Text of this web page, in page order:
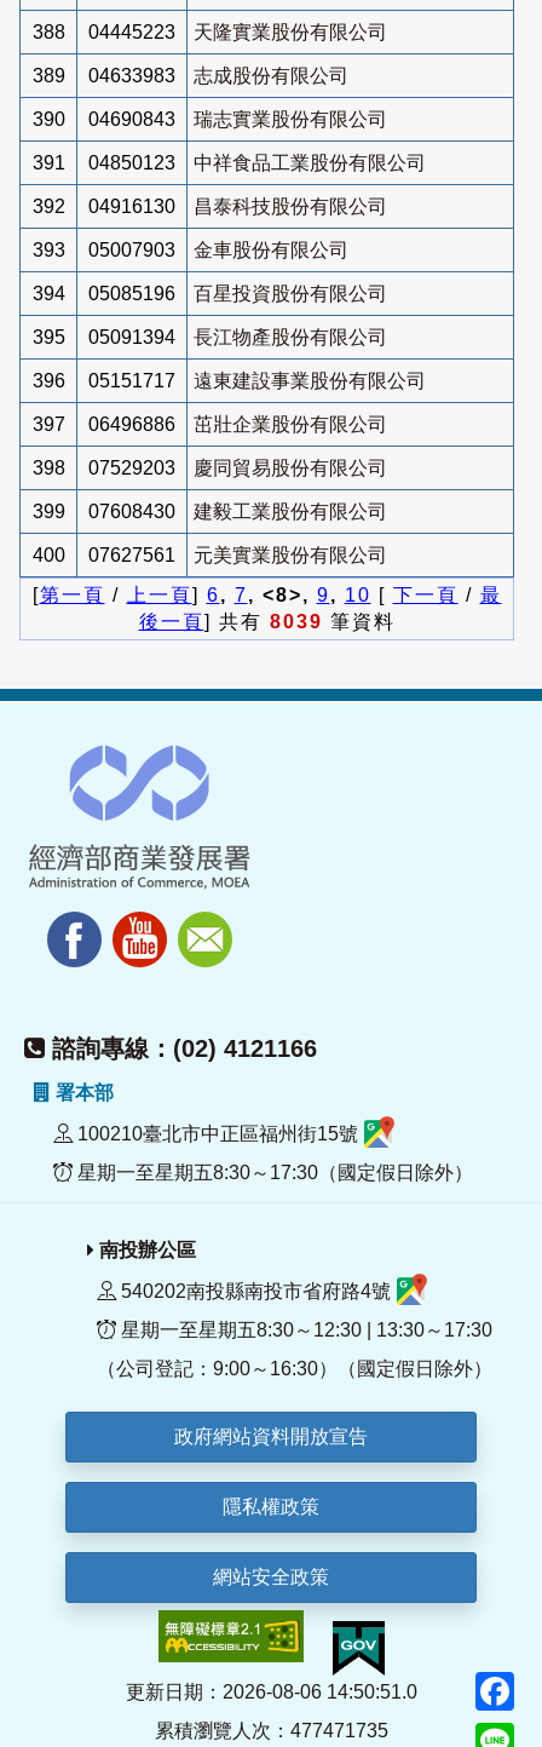
388 04445223 天隆實業股份有限公司
389 04633983 志成股份有限公司
390 04690843 瑞志實業股份有限公司
391 04850123 中祥食品工業股份有限公司
392 04916130 昌泰科技股份有限公司
393 05007903 金車股份有限公司
394 05085196 百星投資股份有限公司
395 05091394 長江物產股份有限公司
396 05151717 遠東建設事業股份有限公司
397 06496886 茁壯企業股份有限公司
398 07529203 慶同貿易股份有限公司
399 07608430 建毅工業股份有限公司
400 07627561
元美實業股份有限公司
[第一頁 / 上一頁] 6, 7, <8>, 9, 10 [ 下一頁 / 最
後一頁] 共有 8039 筆資料
諮詢專線：(02) 4121166
署本部
100210臺北市中正區福州街15號
星期一至星期五8:30～17:30（國定假日除外）
南投辦公區
540202南投縣南投市省府路4號
星期一至星期五8:30～12:30 | 13:30～17:30
（公司登記：9:00～16:30）（國定假日除外）
政府網站資料開放宣告
隱私權政策
網站安全政策
更新日期：2026-08-06 14:50:51.0
累積瀏覽人次：477471735